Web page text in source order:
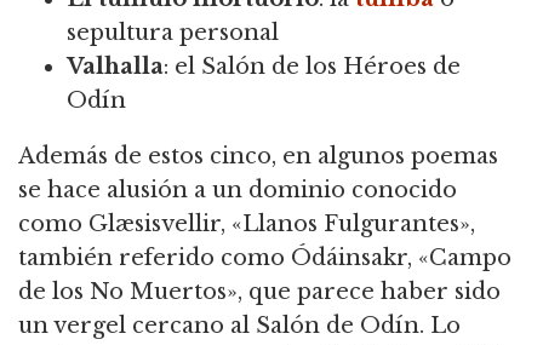
sepultura personal
Valhalla: el Salón de los Héroes de
Odín
Además de estos cinco, en algunos poemas
se hace alusión a un dominio conocido
como Glæsisvellir, «Llanos Fulgurantes»,
también referido como Ódáinsakr, «Campo
de los No Muertos», que parece haber sido
un vergel cercano al Salón de Odín. Lo